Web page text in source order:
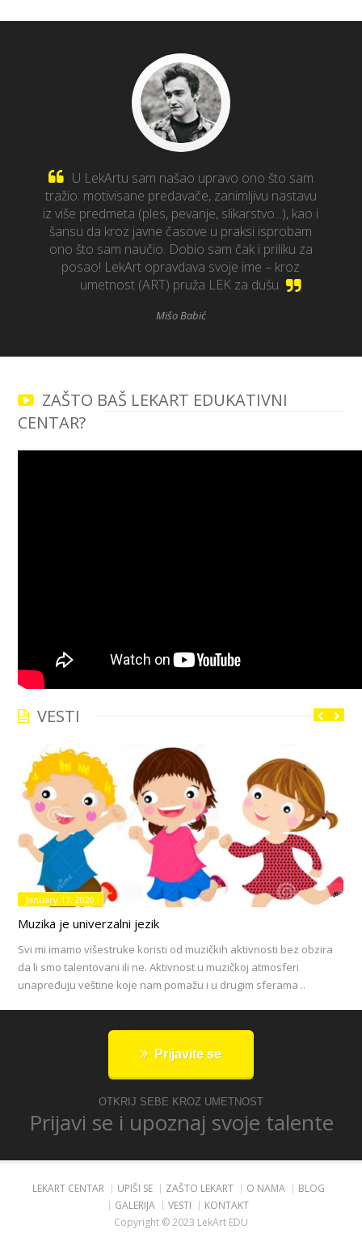
U LekArtu sam našao upravo ono što sam
tražio: motivisane predavače, zanimljivu nastavu
iz više predmeta (ples, pevanje, slikarstvo...), kao i
šansu da kroz javne časove u praksi isprobam
ono što sam naučio. Dobio sam čak i priliku za
posao! LekArt opravdava svoje ime – kroz
umetnost (ART) pruža LEK za dušu.
Mišo Babić
ZAŠTO BAŠ LEKART EDUKATIVNI
CENTAR?
VESTI
January 17, 2020
Muzika je univerzalni jezik
Svi mi imamo višestruke koristi od muzičkih aktivnosti bez obzira
da li smo talentovani ili ne. Aktivnost u muzičkoj atmosferi
unapređuju veštine koje nam pomažu i u drugim sferama ..
Prijavite se
OTKRIJ SEBE KROZ UMETNOST
Prijavi se i upoznaj svoje talente
LEKART CENTAR UPIŠI SE ZAŠTO LEKART O NAMA
BLOG
GALERIJA
VESTI
KONTAKT
Copyright © 2023 LekArt EDU